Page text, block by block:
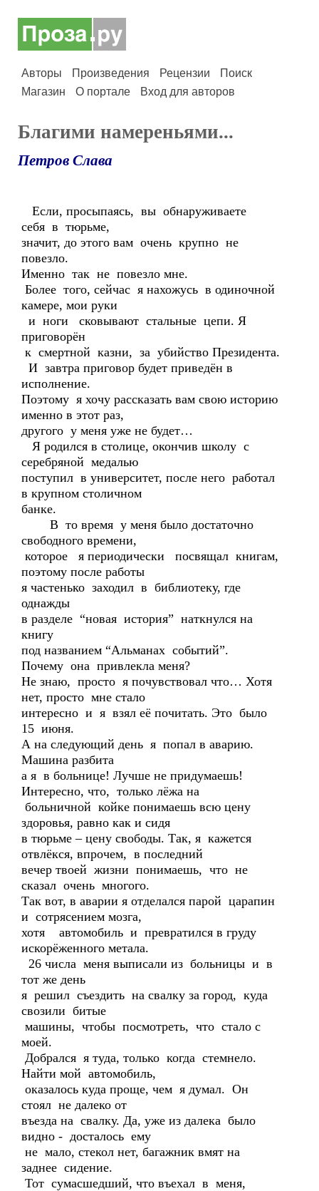
Авторы Произведения Рецензии
Поиск
Магазин
О портале Вход для авторов
Благими намереньями...
Петров Слава
Если, просыпаясь, вы обнаруживаете
себя в тюрьме,
значит, до этого вам очень крупно не
повезло.
Именно так не повезло мне.
Более того, сейчас я нахожусь в одиночной
камере, мои руки
и ноги сковывают стальные цепи. Я
приговорён
к смертной казни, за убийство Президента.
И завтра приговор будет приведён в
исполнение.
Поэтому я хочу рассказать вам свою историю
именно в этот раз,
другого у меня уже не будет…
Я родился в столице, окончив школу с
серебряной медалью
поступил в университет, после него работал
в крупном столичном
банке.
В то время у меня было достаточно
свободного времени,
которое я периодически посвящал книгам,
поэтому после работы
я частенько заходил в библиотеку, где
однажды
в разделе “новая история” наткнулся на
книгу
под названием “Альманах событий”.
Почему она привлекла меня?
Не знаю, просто я почувствовал что… Хотя
нет, просто мне стало
интересно и я взял её почитать. Это было
15 июня.
А на следующий день я попал в аварию.
Машина разбита
а я в больнице! Лучше не придумаешь!
Интересно, что, только лёжа на
больничной койке понимаешь всю цену
здоровья, равно как и сидя
в тюрьме – цену свободы. Так, я кажется
отвлёкся, впрочем, в последний
вечер твоей жизни понимаешь, что не
сказал очень многого.
Так вот, в аварии я отделался парой царапин
и сотрясением мозга,
хотя автомобиль и превратился в груду
искорёженного метала.
26 числа меня выписали из больницы и в
тот же день
я решил съездить на свалку за город, куда
свозили битые
машины, чтобы посмотреть, что стало с
моей.
Добрался я туда, только когда стемнело.
Найти мой автомобиль,
оказалось куда проще, чем я думал. Он
стоял не далеко от
въезда на свалку. Да, уже из далека было
видно - досталось ему
не мало, стекол нет, багажник вмят на
заднее сидение.
Тот сумасшедший, что въехал в меня,